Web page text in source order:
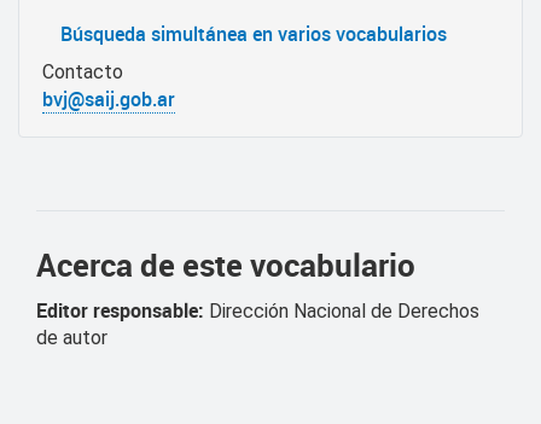
Búsqueda simultánea en varios vocabularios
Contacto
bvj@saij.gob.ar
Acerca de este vocabulario
Editor responsable: Dirección Nacional de Derechos
de autor